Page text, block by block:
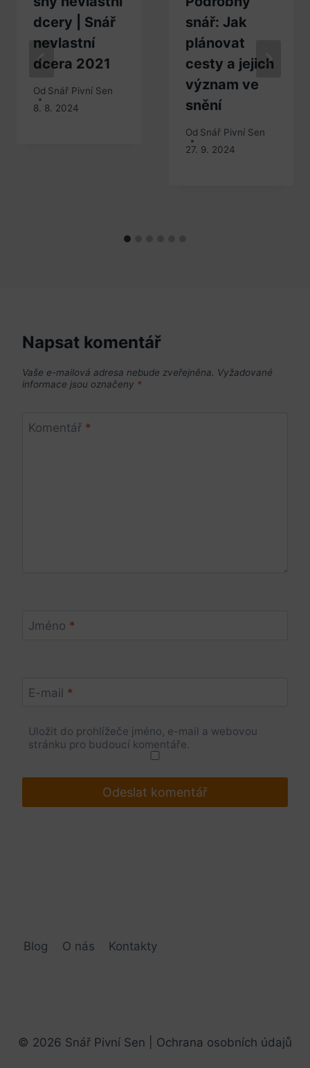
dcery | Snář
nevlastní
dcera 2021
Od Snář Pivní Sen
8. 8. 2024
snář: Jak
plánovat
cesty a jejich
význam ve
snění
Od Snář Pivní Sen
27. 9. 2024
Napsat komentář
Vaše e-mailová adresa nebude zveřejněna. Vyžadované
informace jsou označeny *
Komentář *
Jméno *
E-mail *
Uložit do prohlížeče jméno, e-mail a webovou
stránku pro budoucí komentáře.
Blog O nás Kontakty
© 2026 Snář Pivní Sen | Ochrana osobních údajů